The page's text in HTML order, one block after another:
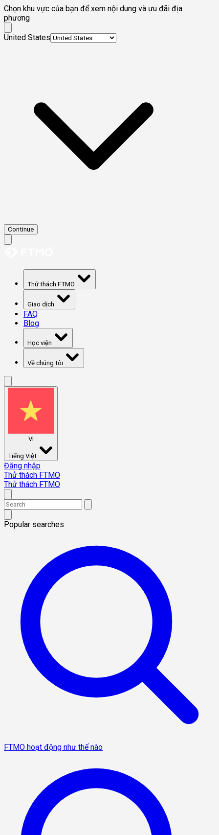
Chọn khu vực của bạn để xem nội dung và ưu đãi địa
phương
United States
Continue
Thử thách FTMO
Giao dịch
FAQ
Blog
Học viện
Về chúng tôi
VI
Tiếng Việt
Đăng nhập
Thử thách FTMO
Thử thách FTMO
Popular searches
FTMO hoạt động như thế nào